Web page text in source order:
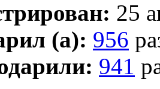
25
(а): 956
941